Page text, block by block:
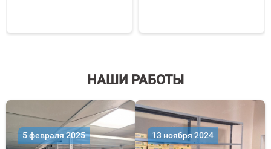
НАШИ РАБОТЫ
5 февраля 2025 13 ноября 2024